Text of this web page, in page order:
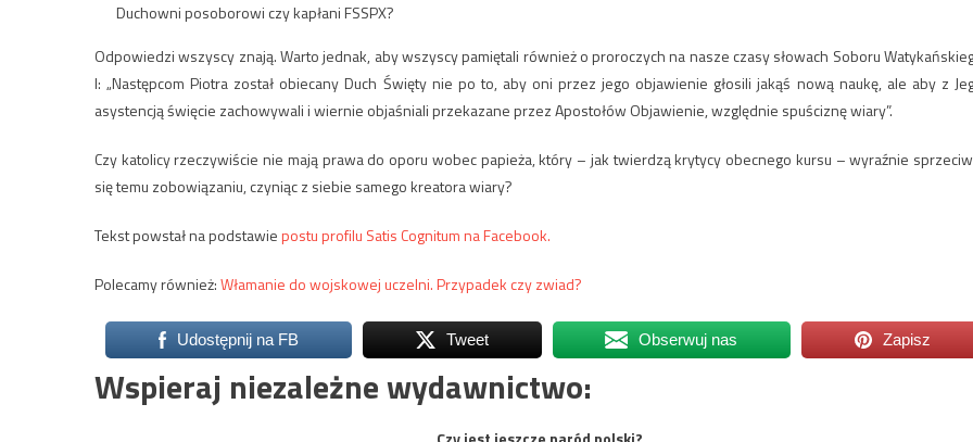
Duchowni posoborowi czy kapłani FSSPX?
Odpowiedzi wszyscy znają. Warto jednak, aby wszyscy pamiętali również o proroczych na nasze czasy słowach Soboru
I: „Następcom Piotra został obiecany Duch Święty nie po to, aby oni przez jego objawienie głosili jakąś nową naukę, ale aby z
asystencją święcie zachowywali i wiernie objaśniali przekazane przez Apostołów Objawienie, względnie spuściznę wiary”.
Czy katolicy rzeczywiście nie mają prawa do oporu wobec papieża, który – jak twierdzą krytycy obecnego kursu – wyraźnie
się temu zobowiązaniu, czyniąc z siebie samego kreatora wiary?
Tekst powstał na podstawiepostu profilu Satis Cognitum na Facebook.
Polecamy również:Włamanie do wojskowej uczelni. Przypadek czy zwiad?
Udostępnij na FB Tweet Obserwuj nas Zapisz
Wspieraj niezależne wydawnictwo: